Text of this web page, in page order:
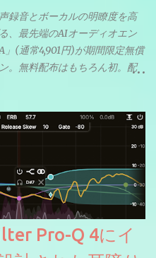
録音とボーカルの明瞭度を高
、最先端のAIオーディオエン
(通常4,901円)が期間限定無償
。無料配布はもちろん初。配
Pro-Q 4にイ